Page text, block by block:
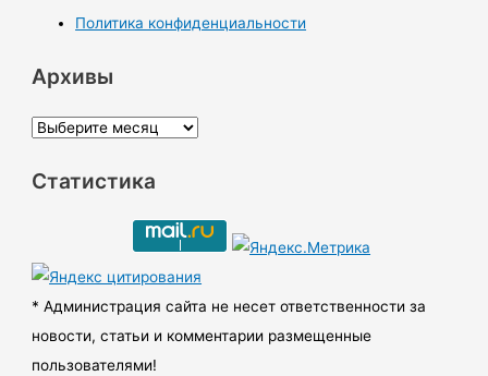
Политика конфиденциальности
Архивы
А
х
ы
Статистика
* Администрация сайта не несет ответственности за
новости, статьи и комментарии размещенные
пользователями!